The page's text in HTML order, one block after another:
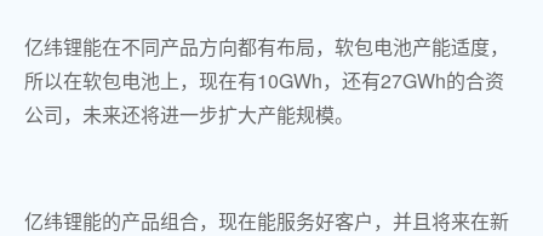
亿纬锂能在不同产品方向都有布局，软包电池产能适度，
所以在软包电池上，现在有10GWh，还有27GWh的合资
公司，未来还将进一步扩大产能规模。
亿纬锂能的产品组合，现在能服务好客户，并且将来在新